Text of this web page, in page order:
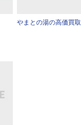
やまとの湯の高価買取